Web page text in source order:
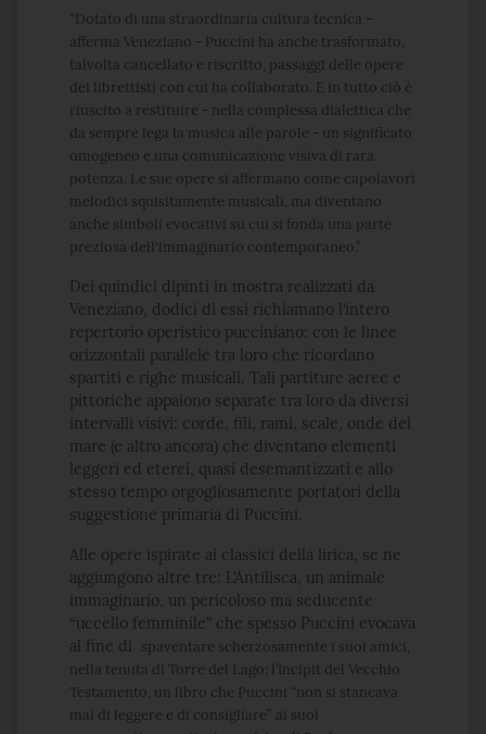
“Dotato di una straordinaria cultura tecnica –
afferma Veneziano - Puccini ha anche trasformato,
talvolta cancellato e riscritto, passaggi delle opere
dei librettisti con cui ha collaborato. E in tutto ciò è
riuscito a restituire - nella complessa dialettica che
da sempre lega la musica alle parole - un significato
omogeneo e una comunicazione visiva di rara
potenza. Le sue opere si affermano come capolavori
melodici squisitamente musicali, ma diventano
anche simboli evocativi su cui si fonda una parte
preziosa dell'immaginario contemporaneo.”
Dei quindici dipinti in mostra realizzati da
Veneziano, dodici di essi richiamano l’intero
repertorio operistico pucciniano: con le linee
orizzontali parallele tra loro che ricordano
spartiti e righe musicali. Tali partiture aeree e
pittoriche appaiono separate tra loro da diversi
intervalli visivi: corde, fili, rami, scale, onde del
mare (e altro ancora) che diventano elementi
leggeri ed eterei, quasi desemantizzati e allo
stesso tempo orgogliosamente portatori della
suggestione primaria di Puccini.
Alle opere ispirate ai classici della lirica, se ne
aggiungono altre tre: L’Antilisca, un animale
immaginario, un pericoloso ma seducente
“uccello femminile” che spesso Puccini evocava
al fine di spaventare scherzosamente i suoi amici,
nella tenuta di Torre del Lago; l’Incipit del Vecchio
Testamento, un libro che Puccini “non si stancava
mai di leggere e di consigliare” ai suoi